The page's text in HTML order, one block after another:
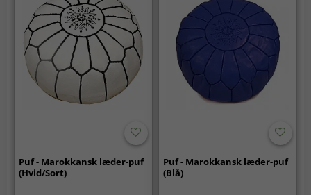
Puf - Marokkansk læder-puf
(Hvid/Sort)
Puf - Marokkansk læder-puf
(Blå)